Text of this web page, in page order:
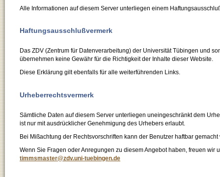
Alle Informationen auf diesem Server unterliegen einem
Haftungsausschlußvermerk
Das ZDV (Zentrum für Datenverarbeitung) der Universität Tübingen und
übernehmen keine Gewähr für die Richtigkeit der Inhalte dieser Website.
Diese Erklärung gilt ebenfalls für alle weiterführenden Links.
Urheberrechtsvermerk
Sämtliche Daten auf diesem Server unterliegen uneingeschränkt dem
ist nur mit ausdrücklicher Genehmigung des Urhebers erlaubt.
Bei Mißachtung der Rechtsvorschriften kann der Benutzer haftbar gemacht
Wenn Sie Fragen oder Anregungen zu diesem Angebot haben, freuen wir
timmsmaster@zdv.uni-tuebingen.de